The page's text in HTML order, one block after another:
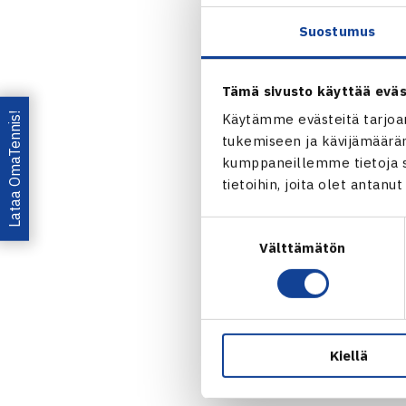
Suostumus
Tämä sivusto käyttää
Käytämme evästeitä
tukemiseen ja
kumppaneillemme tietoja
tietoihin, joita olet
Välttämätön
Kiellä
1.kierrosta:
Roni
kortti) 63
– Volter
2.kierrosta
Latvia –
2.kierrosta
Venäjä –
Turnaus
Lataa OmaTennis!